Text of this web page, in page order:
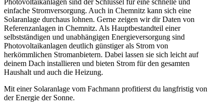
einfache Stromversorgung. Auch in Chemnitz kann sich eine
Solaranlage durchaus lohnen. Gerne zeigen wir dir Daten von
Referenzanlagen in Chemnitz. Als Hauptbestandteil einer
selbstständigen und unabhängigen Energieversorgung sind
Photovoltaikanlagen deutlich günstiger als Strom von
herkömmlichen Stromanbietern. Dabei lassen sie sich leicht auf
deinem Dach installieren und bieten Strom für den gesamten
Haushalt und auch die Heizung.
Mit einer Solaranlage vom Fachmann profitierst du langfristig von
der Energie der Sonne.